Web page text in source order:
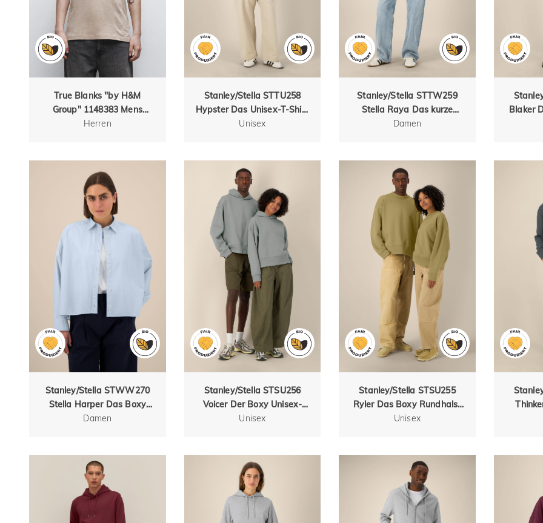
True Blanks "by H&M
Group" 1148383 Mens
Regular Tee
Herren
Stanley/Stella STTU258
Hypster Das Unisex-T-Shirt
Boxy aus recycelter
Unisex
Stanley/Stella STTW259
Stella Raya Das kurze
Damen-T-Shirt aus
Damen
Blaker
Stanley/Stella STWW270
Stella Harper Das Boxy
Damen-Hemd
Damen
Stanley/Stella STSU256
Voicer Der Boxy Unisex-
Hoodie aus recycelter
Unisex
Stanley/Stella STSU255
Ryler Das Boxy Rundhals-
Unisex-Sweatshirt aus
Unisex